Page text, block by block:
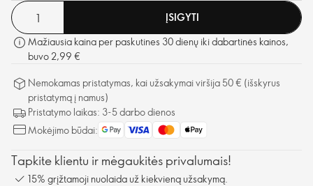
ĮSIGYTI
Mažiausia kaina per paskutines 30 dienų iki dabartinės kainos,
buvo 2,99 €
Nemokamas pristatymas, kai užsakymai viršija 50 € (išskyrus
pristatymą į namus)
Pristatymo laikas: 3-5 darbo dienos
Mokėjimo būdai:
Tapkite klientu ir mėgaukitės privalumais!
15% grįžtamoji nuolaida už kiekvieną užsakymą.